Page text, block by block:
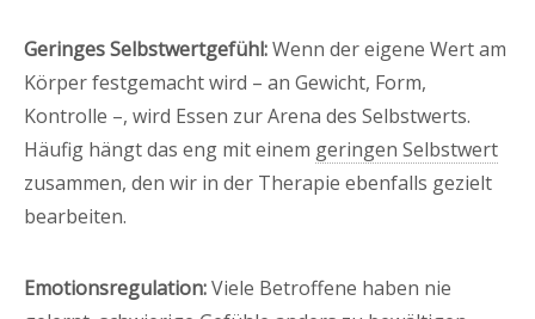
Geringes Selbstwertgefühl:Wenn der eigene Wert am
Körper festgemacht wird – an Gewicht, Form,
Kontrolle –, wird Essen zur Arena des Selbstwerts.
Häufig hängt das eng mit einem geringen Selbstwert
zusammen, den wir in der Therapie ebenfalls gezielt
bearbeiten.
Emotionsregulation:Viele Betroffene haben nie